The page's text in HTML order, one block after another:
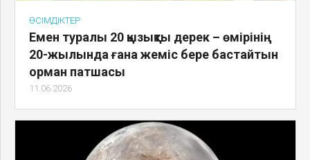
ӨСІМДІКТЕР
Емен туралы 20 қызықты дерек – өмірінің
20-жылында ғана жеміс бере бастайтын
орман патшасы
11.06.2026